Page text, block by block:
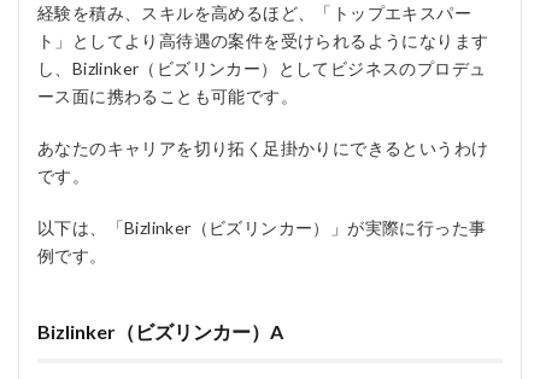
経験を積み、スキルを高めるほど、「トップエキスパー
ト」としてより高待遇の案件を受けられるようになります
し、Bizlinker（ビズリンカー）としてビジネスのプロデュ
ース面に携わることも可能です。
あなたのキャリアを切り拓く足掛かりにできるというわけ
です。
以下は、「Bizlinker（ビズリンカー）」が実際に行った事
例です。
Bizlinker（ビズリンカー）A